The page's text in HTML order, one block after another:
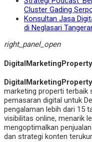
Cluster Gading
Konsultan Jasa
di Neglasari
right_panel_open
marketing properti terbaik
pemasaran digital untuk
pengalaman lebih dari 15
visibilitas online, menarik
mengoptimalkan
dan strategi konten